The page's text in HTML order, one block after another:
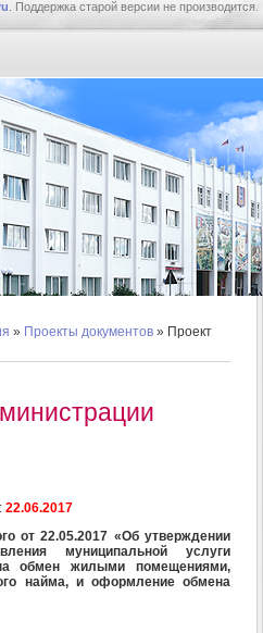
. Поддержка старой версии не производится.
» Проекты документов » Проект
22.06.2017
от 22.05.2017 «Об утверждении
муниципальной услуги
обмен жилыми помещениями,
найма, и оформление обмена